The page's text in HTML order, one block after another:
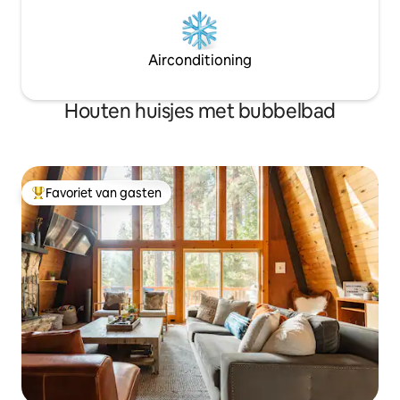
Airconditioning
Houten huisjes met bubbelbad
Topfavoriet van gasten
Favoriet van gasten